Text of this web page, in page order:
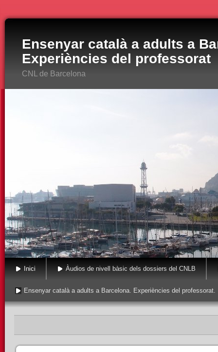
Ensenyar català a adults a
Experiències del professorat
CNL de Barcelona
Inici Àudios de nivell bàsic dels dossiers del CNLB
Ensenyar català a adults a Barcelona. Experiències del professorat.